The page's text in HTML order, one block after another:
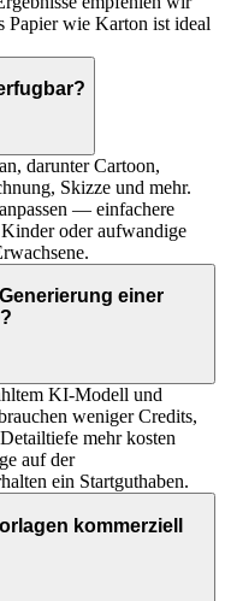
Papier wie Karton ist ideal
darunter Cartoon,
Skizze und mehr.
— einfachere
oder aufwandige
einer
KI-Modell und
weniger Credits,
mehr kosten
auf der
ein Startguthaben.
kommerziell